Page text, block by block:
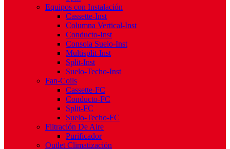
Equipos con Instalación
Cassette-Inst
Columna Vertical-Inst
Conducto-Inst
Consola Suelo-Inst
Multisplit-Inst
Split-Inst
Suelo-Techo-Inst
Fan-Coils
Cassette-FC
Conducto-FC
Split-FC
Suelo-Techo-FC
Filtración De Aire
Purificador
Outlet Climatización